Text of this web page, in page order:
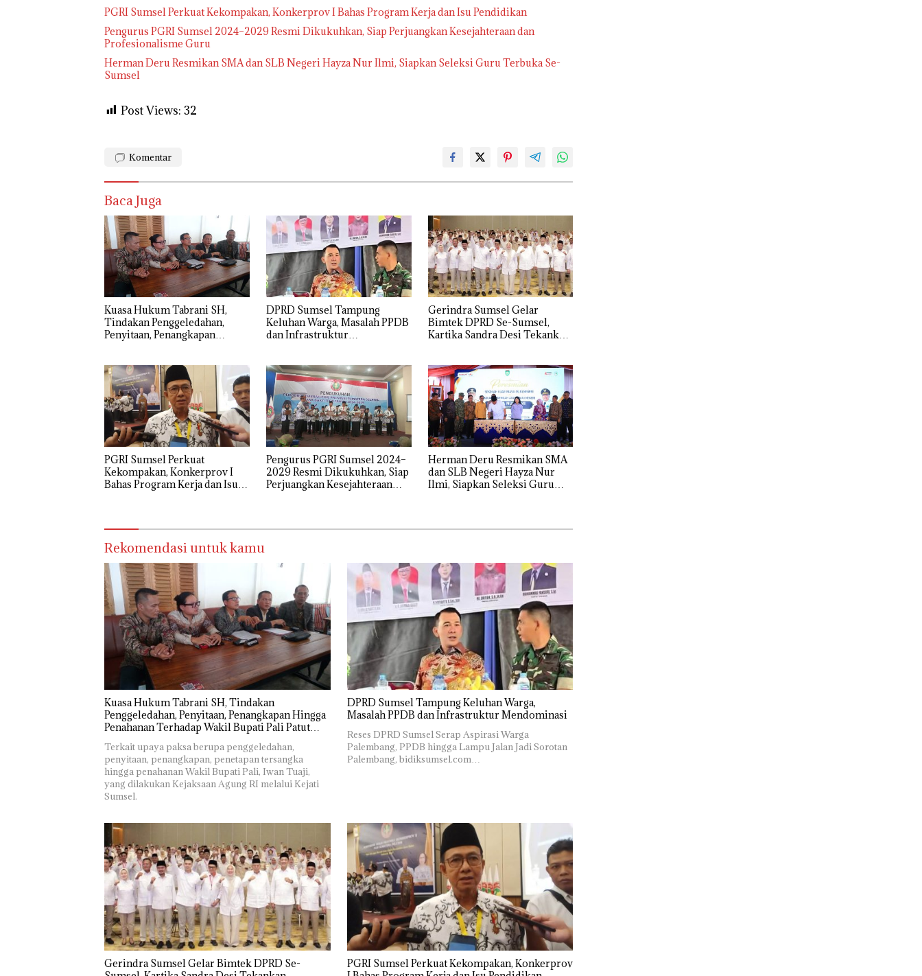
PGRI Sumsel Perkuat Kekompakan, Konkerprov I Bahas Program Kerja dan Isu Pendidikan
Pengurus PGRI Sumsel 2024–2029 Resmi Dikukuhkan, Siap Perjuangkan Kesejahteraan dan
Profesionalisme Guru
Herman Deru Resmikan SMA dan SLB Negeri Hayza Nur Ilmi, Siapkan Seleksi Guru Terbuka Se-
Sumsel
Post Views: 32
Komentar
Baca Juga
‎Kuasa Hukum Tabrani SH,
Tindakan Penggeledahan,
Penyitaan, Penangkapan
Melalui Mekanisme
Praperadilan
DPRD Sumsel Tampung
Keluhan Warga, Masalah PPDB
dan Infrastruktur
Gerindra Sumsel Gelar
Bimtek DPRD Se-Sumsel,
Kartika Sandra Desi Tekankan
PGRI Sumsel Perkuat
Kekompakan, Konkerprov I
Bahas Program Kerja dan Isu
Pengurus PGRI Sumsel 2024–
2029 Resmi Dikukuhkan, Siap
Perjuangkan Kesejahteraan
Herman Deru Resmikan SMA
dan SLB Negeri Hayza Nur
Ilmi, Siapkan Seleksi Guru
Rekomendasi untuk kamu
‎Kuasa Hukum Tabrani SH, Tindakan
Penggeledahan, Penyitaan, Penangkapan Hingga
Penahanan Terhadap Wakil Bupati Pali Patut
Diuji Melalui Mekanisme Praperadilan
Terkait upaya paksa berupa penggeledahan,
penyitaan, penangkapan, penetapan tersangka
hingga penahanan Wakil Bupati Pali, Iwan Tuaji,
yang dilakukan Kejaksaan Agung RI melalui Kejati
Sumsel.
DPRD Sumsel Tampung Keluhan Warga,
Masalah PPDB dan Infrastruktur Mendominasi
Reses DPRD Sumsel Serap Aspirasi Warga
Palembang, PPDB hingga Lampu Jalan Jadi Sorotan
Palembang, bidiksumsel.com…
Gerindra Sumsel Gelar Bimtek DPRD Se-
PGRI Sumsel Perkuat Kekompakan, Konkerprov